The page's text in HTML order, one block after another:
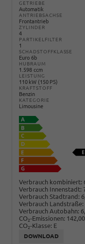
GETRIEBE
Automatik
ANTRIEBSACHSE
Frontantrieb
ZYLINDER
4
PARTIKELFILTER
1
SCHADSTOFFKLASSE
Euro 6b
HUBRAUM
1.598 ccm
LEISTUNG
110 kW (150 PS)
KRAFTSTOFF
Benzin
KATEGORIE
Limousine
Verbrauch kombiniert:
Verbrauch Innenstadt:
Verbrauch Stadtrand:
Verbrauch Landstraße:
Verbrauch Autobahn:
CO2-Emissionen:
CO2-Klasse: E
DOWNLOAD